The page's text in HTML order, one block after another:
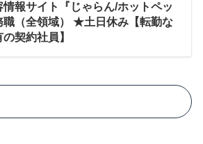
報サイト『じゃらん/ホットペッ
職（全領域） ★土日休み【転勤な
契約社員】